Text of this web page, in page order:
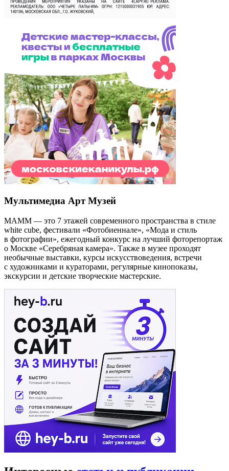
Мультимедиа Арт Музей
МАММ — это 7 этажей современного пространства в стиле
white cube, фестивали «Фотобиеннале», «Мода и стиль
в фотографии», ежегодный конкурс на лучший фоторепортаж
о Москве «Серебряная камера». Также в музее проходят
необычные выставки, курсы искусствоведения, встречи
с художниками и кураторами, регулярные кинопоказы,
экскурсии и детские творческие мастерские.